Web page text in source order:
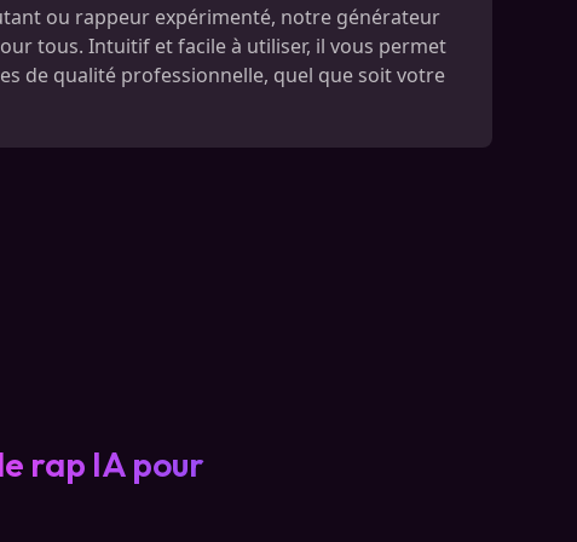
ou rappeur expérimenté, notre générateur
tous. Intuitif et facile à utiliser, il vous permet
de qualité professionnelle, quel que soit votre
rap IA pour